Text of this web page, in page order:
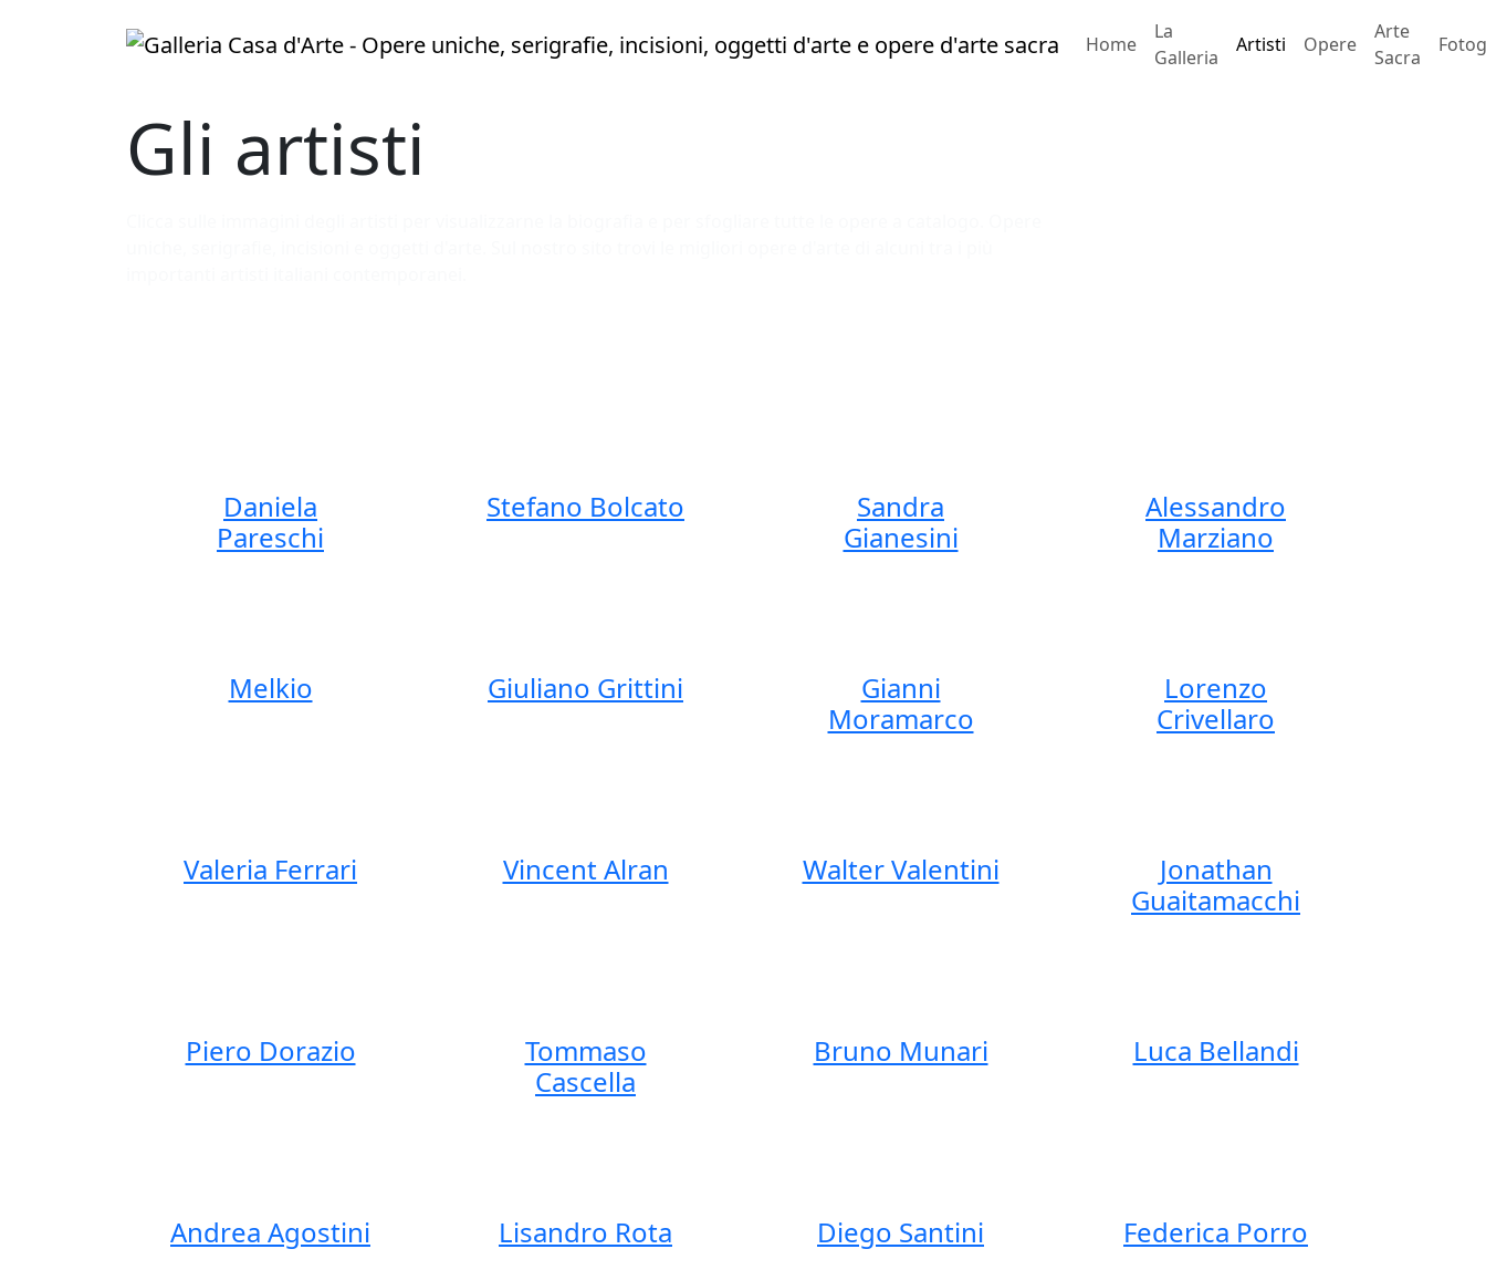
Home
La
Galleria
Artisti Opere
Arte
Sacra
Gli artisti
Daniela
Pareschi
Stefano Bolcato
Sandra
Gianesini
Alessandro
Marziano
Melkio Giuliano Grittini
Gianni
Moramarco
Lorenzo
Crivellaro
Valeria Ferrari Vincent Alran Walter Valentini
Jonathan
Guaitamacchi
Piero Dorazio
Tommaso
Cascella
Bruno Munari Luca Bellandi
Andrea Agostini Lisandro Rota Diego Santini Federica Porro